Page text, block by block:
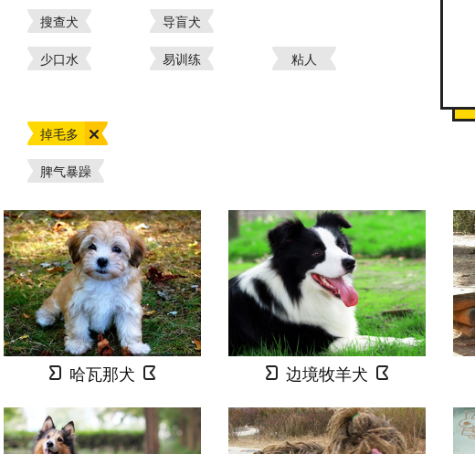
搜查犬 导盲犬
少口水 易训练 粘人
掉毛多
脾气暴躁
哈瓦那犬 边境牧羊犬